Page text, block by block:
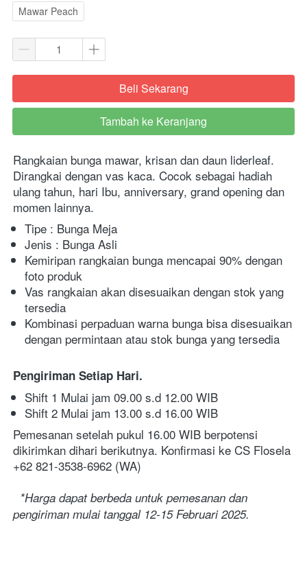
Mawar Peach
`Beli Sekarang
`
Tambah ke Keranjang
Rangkaian bunga mawar, krisan dan daun liderleaf.
Dirangkai dengan vas kaca. Cocok sebagai hadiah
ulang tahun, hari Ibu, anniversary, grand opening dan
momen lainnya.
Tipe : Bunga Meja
Jenis : Bunga Asli
Kemiripan rangkaian bunga mencapai 90% dengan
foto produk
Vas rangkaian akan disesuaikan dengan stok yang
tersedia
Kombinasi perpaduan warna bunga bisa disesuaikan
dengan permintaan atau stok bunga yang tersedia
Pengiriman Setiap Hari.
Shift 1 Mulai jam 09.00 s.d 12.00 WIB
Shift 2 Mulai jam 13.00 s.d 16.00 WIB
Pemesanan setelah pukul 16.00 WIB berpotensi
dikirimkan dihari berikutnya. Konfirmasi ke CS Flosela
+62 821-3538-6962 (WA)
*Harga dapat berbeda untuk pemesanan dan
pengiriman mulai tanggal 12-15 Februari 2025.